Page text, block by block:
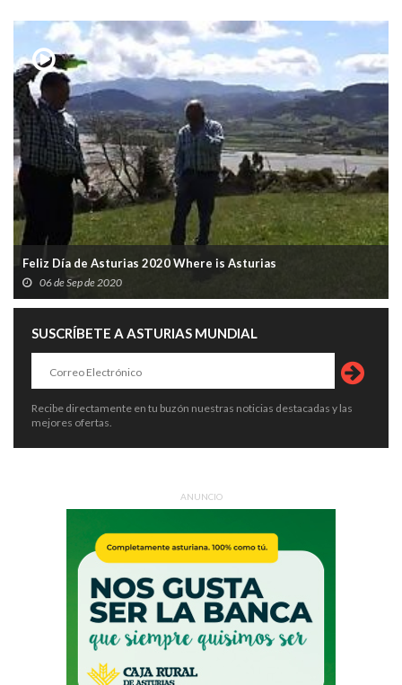
Feliz Día de Asturias 2020 Where is Asturias
06 de Sep de 2020
SUSCRÍBETE A ASTURIAS MUNDIAL
Recibe directamente en tu buzón nuestras noticias destacadas y las
mejores ofertas.
ANUNCIO